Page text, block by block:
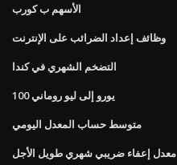
الأسهم ب كورب
وظائف إعداد الضرائب على الإنترنت
التضخم الشهري في كندا
100 يورو إلى ليو روماني
متوسط ​​حساب المعدل اليومي
معدل إعفاء ضريبي شهري طويل الأجل